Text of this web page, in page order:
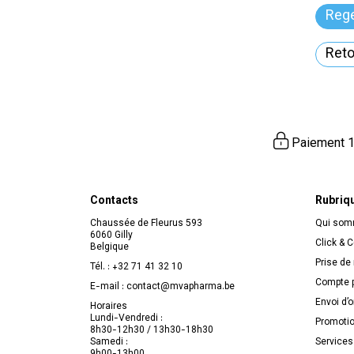
Paiement
Contacts
Chaussée de Fleurus 593
6060 Gilly
Belgique
Tél. : +32 71 41 32 10
E-mail : contact@mvapharma.be
Horaires
Lundi-Vendredi :
8h30-12h30 / 13h30-18h30
Samedi :
Qui
Click &
Prise
Compte
Envoi
Services